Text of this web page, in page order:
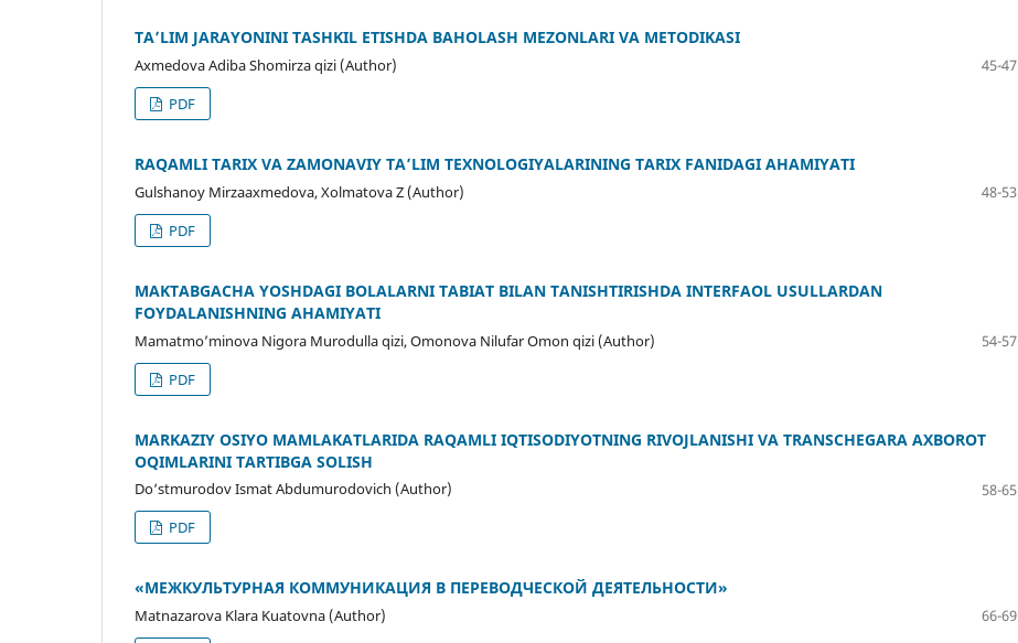
TA’LIM JARAYONINI TASHKIL ETISHDA BAHOLASH MEZONLARI VA METODIKASI
Axmedova Adiba Shomirza qizi (Author)
45-47
PDF
RAQAMLI TARIX VA ZAMONAVIY TA’LIM TEXNOLOGIYALARINING TARIX FANIDAGI AHAMIYATI
Gulshanoy Mirzааxmedovа, Xolmatova Z (Author)
48-53
PDF
MAKTABGACHA YOSHDAGI BOLALARNI TABIAT BILAN TANISHTIRISHDA INTERFAOL USULLARDAN
FOYDALANISHNING AHAMIYATI
Mamatmo’minova Nigora Murodulla qizi, Omonova Nilufar Omon qizi (Author)
54-57
PDF
MARKAZIY OSIYO MAMLAKATLARIDA RAQAMLI IQTISODIYOTNING RIVOJLANISHI VA TRANSCHEGARA AXBOROT
OQIMLARINI TARTIBGA SOLISH
Do‘stmurodov Ismat Abdumurodovich (Author)
58-65
PDF
«МЕЖКУЛЬТУРНАЯ КОММУНИКАЦИЯ В ПЕРЕВОДЧЕСКОЙ ДЕЯТЕЛЬНОСТИ»
Matnazarova Klara Kuatovna (Author)
66-69